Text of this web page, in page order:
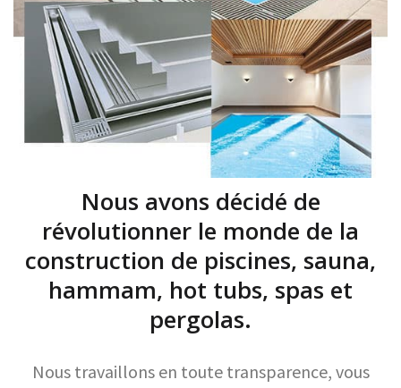
Nous avons décidé de
révolutionner le monde de la
construction de piscines, sauna,
hammam, hot tubs, spas et
pergolas.
Nous travaillons en toute transparence, vous